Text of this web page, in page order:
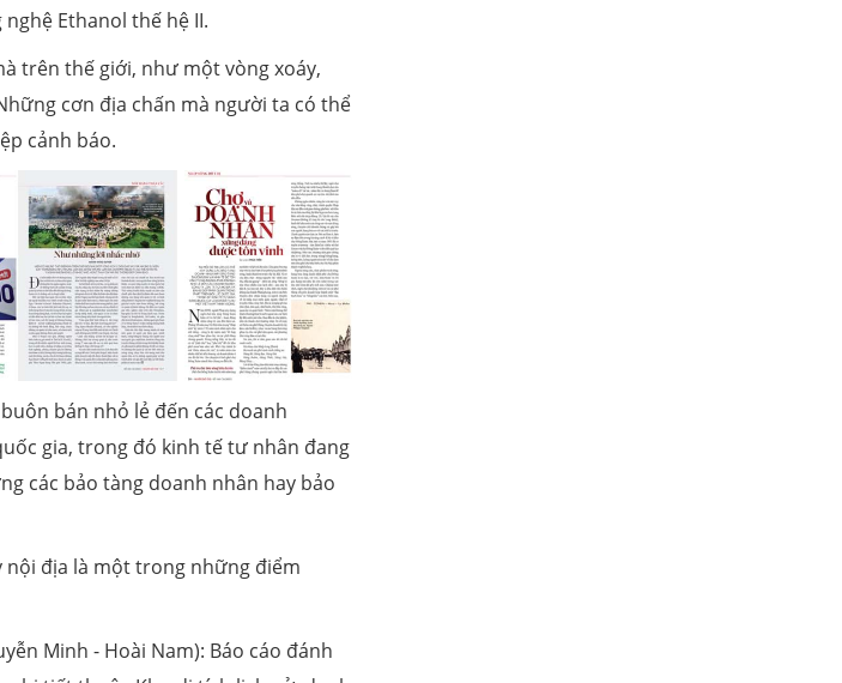
Ethanol thế hệ II.
trên thế giới, như một vòng xoáy,
cơn địa chấn mà người ta có thể
cảnh báo.
bán nhỏ lẻ đến các doanh
gia, trong đó kinh tế tư nhân đang
các bảo tàng doanh nhân hay bảo
nội địa là một trong những điểm
Minh - Hoài Nam): Báo cáo đánh